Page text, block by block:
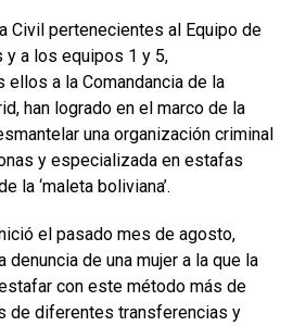
Civil pertenecientes al Equipo de
a los equipos 1 y 5,
a la Comandancia de la
han logrado en el marco de la
una organización criminal
y especializada en estafas
la ‘maleta boliviana’.
el pasado mes de agosto,
denuncia de una mujer a la que la
con este método más de
de diferentes transferencias y